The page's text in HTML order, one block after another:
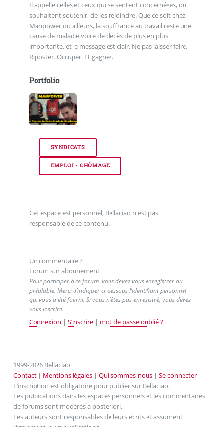
Il appelle celles et ceux qui se sentent concerné•es, ou
souhaitent soutenir, de les rejoindre. Que ce soit chez
Manpower ou ailleurs, la souffrance au travail reste une
cause de maladie voire de décès de plus en plus
importante, et le message est clair. Ne pas laisser faire.
Riposter. Occuper. Et gagner.
Portfolio
SYNDICATS
EMPLOI - CHÔMAGE
Cet espace est personnel, Bellaciao n'est pas
responsable de ce contenu.
Un commentaire ?
Forum sur abonnement
Pour participer à ce forum, vous devez vous enregistrer au
préalable. Merci d’indiquer ci-dessous l’identifiant personnel
qui vous a été fourni. Si vous n’êtes pas enregistré, vous devez
vous inscrire.
Connexion | S’inscrire| mot de passe oublié ?
1999-2026 Bellaciao
Contact| Mentions légales| Qui sommes-nous| Se connecter
L’inscription est obligatoire pour publier sur Bellaciao.
Les publications dans les espaces personnels et les commentaires
de forums sont modérés a posteriori.
Les auteurs sont responsables de leurs écrits et assument